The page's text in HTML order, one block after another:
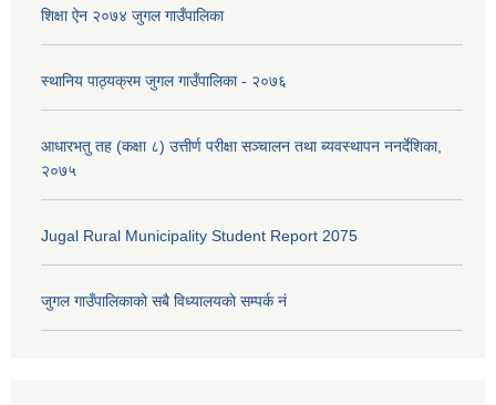
शिक्षा ऐन २०७४ जुगल गाउँपालिका
स्थानिय पाठ्यक्रम जुगल गाउँपालिका - २०७६
आधारभतु तह (कक्षा ८) उत्तीर्ण परीक्षा सञ्चालन तथा ब्यवस्थापन ननर्देशिका,
२०७५
Jugal Rural Municipality Student Report 2075
जुगल गाउँपालिकाको सबै विध्यालयकाे सम्पर्क नं